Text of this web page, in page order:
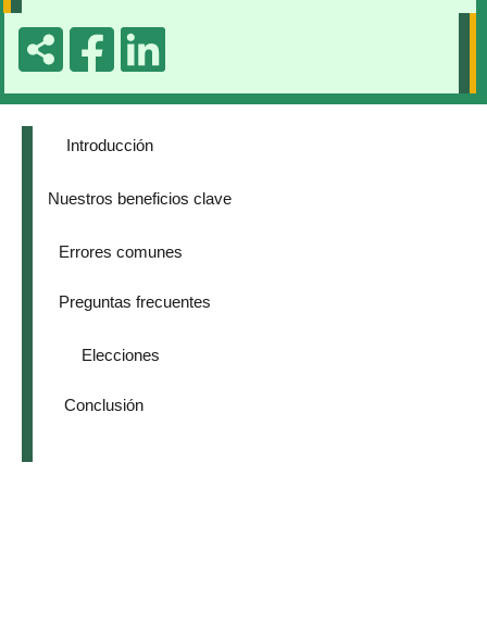
Introducción
Nuestros beneficios clave
Errores comunes
Preguntas frecuentes
Elecciones
Conclusión